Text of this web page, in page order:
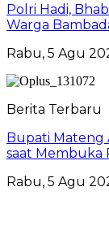
Polri Hadi,
Warga
Rabu, 5 Agu
Berita Terbaru
Bupati Mateng
saat Membuka
Rabu, 5 Agu